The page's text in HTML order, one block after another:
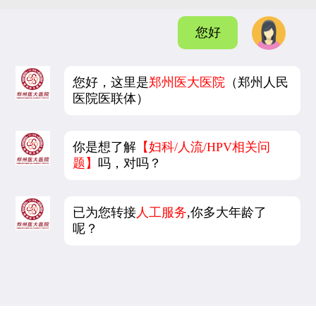
您好
您好，这里是郑州医大医院 （郑州人民
医院医联体）
你是想了解 【妇科/人流/HPV相关问
题】吗，对吗？
已为您转接 人工服务,你多大年龄了
呢？